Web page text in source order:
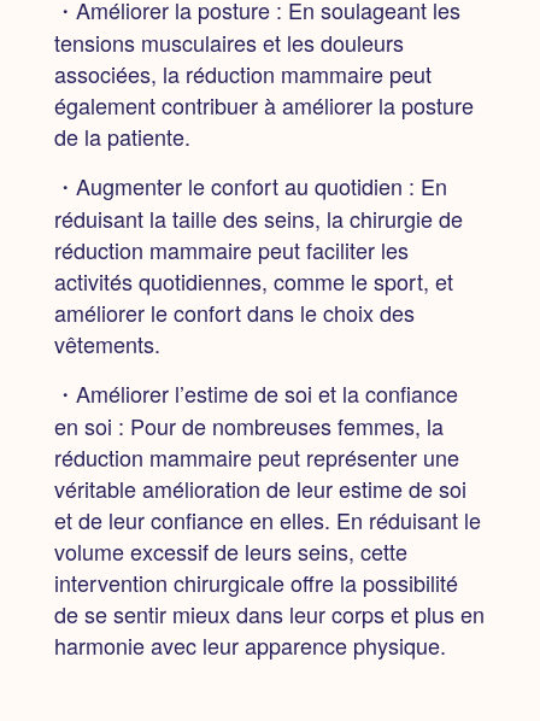
・Améliorer la posture : En soulageant les
tensions musculaires et les douleurs
associées, la réduction mammaire peut
également contribuer à améliorer la posture
de la patiente.
・Augmenter le confort au quotidien : En
réduisant la taille des seins, la chirurgie de
réduction mammaire peut faciliter les
activités quotidiennes, comme le sport, et
améliorer le confort dans le choix des
vêtements.
・Améliorer l’estime de soi et la confiance
en soi : Pour de nombreuses femmes, la
réduction mammaire peut représenter une
véritable amélioration de leur estime de soi
et de leur confiance en elles. En réduisant le
volume excessif de leurs seins, cette
intervention chirurgicale offre la possibilité
de se sentir mieux dans leur corps et plus en
harmonie avec leur apparence physique.